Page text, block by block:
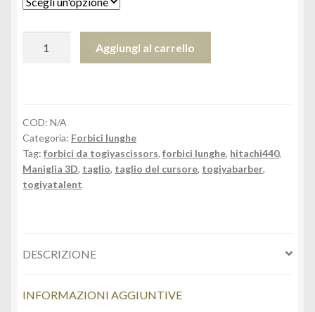
Aggiungi al carrello
COD: N/A
Categoria: Forbici lunghe
Tag: forbici da togiyascissors, forbici lunghe, hitachi440,
Maniglia 3D, taglio, taglio del cursore, togiyabarber,
togiyatalent
DESCRIZIONE
INFORMAZIONI AGGIUNTIVE